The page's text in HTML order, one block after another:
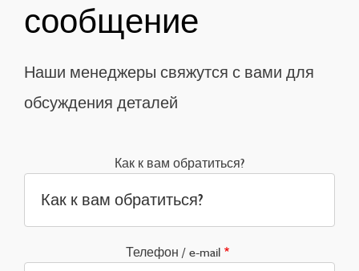
сообщение
Наши менеджеры свяжутся с вами для
обсуждения деталей
Как к вам обратиться?
Телефон / e-mail